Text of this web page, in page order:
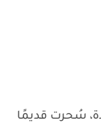
سُحرت قديمًا